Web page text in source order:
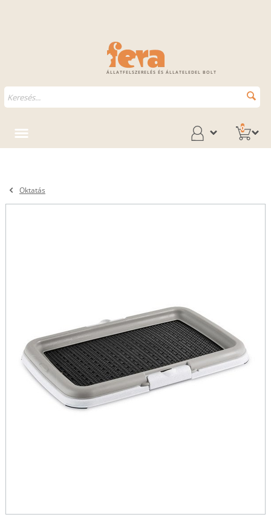
ÁLLATFELSZERELÉS ÉS ÁLLATELEDEL BOLT
0
Oktatás